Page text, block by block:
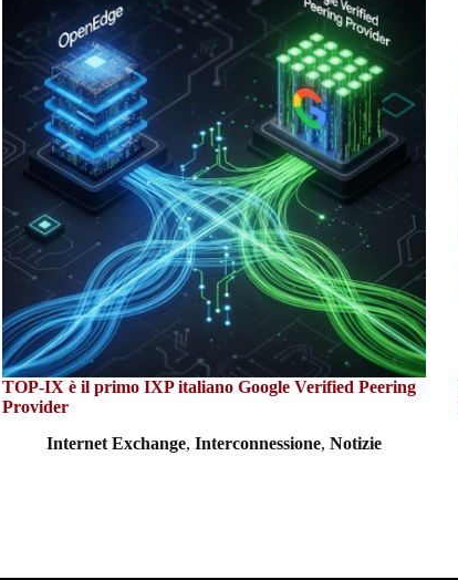
TOP-IX è il primo IXP italiano Google Verified Peering
Provider
Internet Exchange,Interconnessione,Notizie